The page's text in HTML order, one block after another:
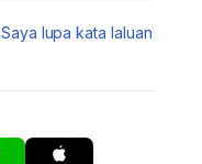
Saya lupa kata laluan